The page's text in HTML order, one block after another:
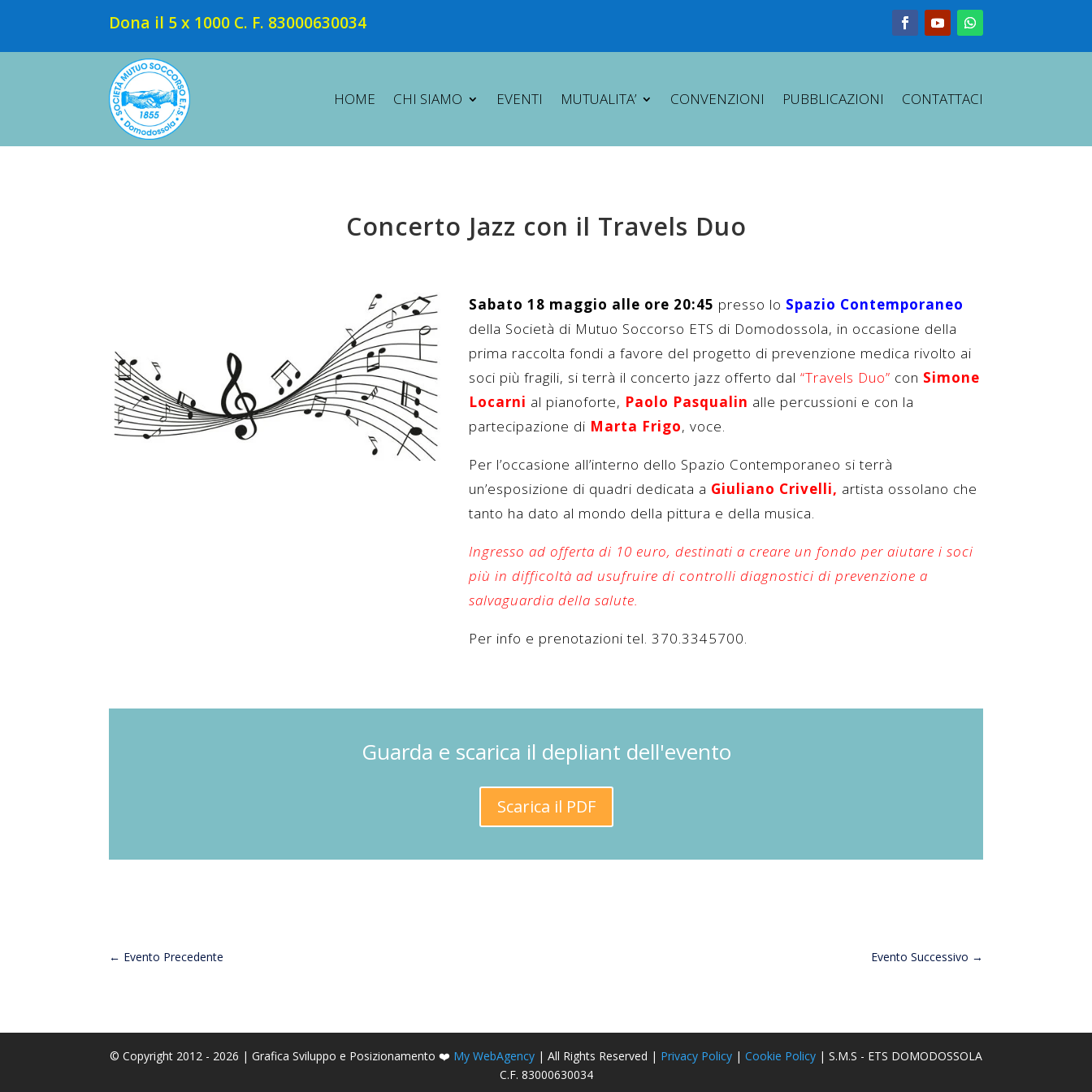
Dona il 5 x 1000 C. F. 83000630034
HOME CHI SIAMO EVENTI MUTUALITA’ CONVENZIONI PUBBLICAZIONI CONTATTACI
Concerto Jazz con il Travels Duo
Sabato 18 maggio alle ore 20:45 presso lo Spazio Contemporaneo
della Società di Mutuo Soccorso ETS di Domodossola, in occasione della
prima raccolta fondi a favore del progetto di prevenzione medica rivolto ai
soci più fragili, si terrà il concerto jazz offerto dal“Travels Duo” con Simone
Locarni al pianoforte, Paolo Pasqualin alle percussioni e con la
partecipazione di Marta Frigo, voce.
Per l’occasione all’interno dello Spazio Contemporaneo si terrà
un’esposizione di quadri dedicata a Giuliano Crivelli, artista ossolano che
tanto ha dato al mondo della pittura e della musica.
Ingresso ad offerta di 10 euro, destinati a creare un fondo per aiutare i soci
più in difficoltà ad usufruire di controlli diagnostici di prevenzione a
salvaguardia della salute.
Per info e prenotazioni tel. 370.3345700.
Guarda e scarica il depliant dell'evento
Scarica il PDF
← Evento Precedente Evento Successivo →
© Copyright 2012 - 2026 | Grafica Sviluppo e Posizionamento ❤️ My WebAgency | All Rights Reserved | Privacy Policy | Cookie Policy | S.M.S - ETS DOMODOSSOLA
C.F. 83000630034